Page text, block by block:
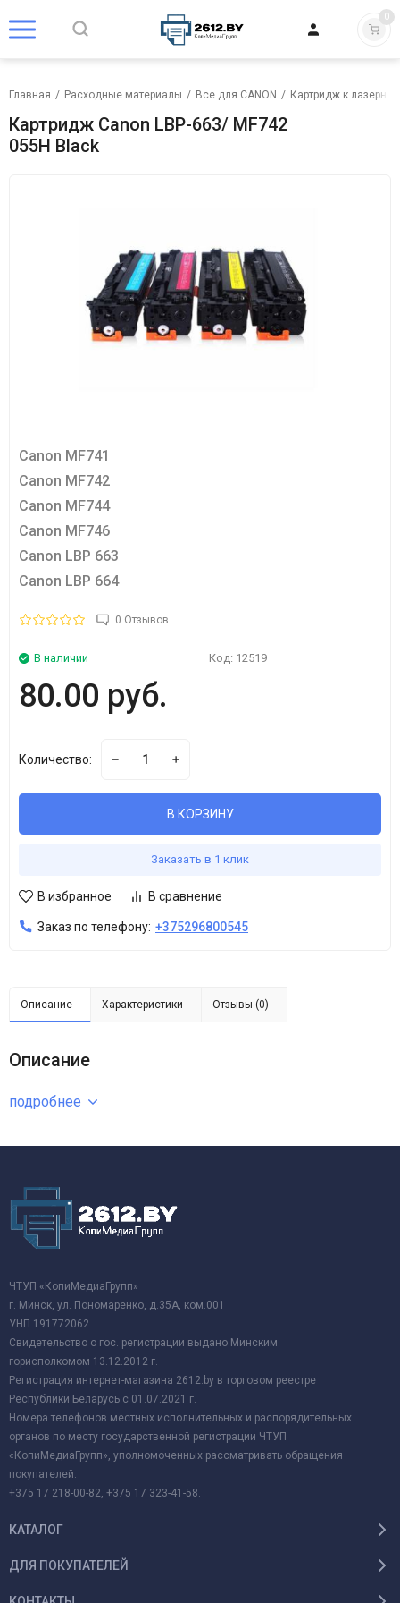
0
Главная / Расходные материалы / Все для CANON / Картридж к
Картридж Canon LBP-663/ MF742
055H Black
Canon MF741
Canon MF742
Canon MF744
Canon MF746
Canon LBP 663
Canon LBP 664
0 Отзывов
В наличии Код: 12519
80.00 руб.
Количество:
В КОРЗИНУ
Заказать в 1 клик
В избранное В сравнение
Заказ по телефону: +375296800545
Описание Характеристики Отзывы (0)
Описание
подробнее
ЧТУП «КопиМедиаГрупп»
г. Минск, ул. Пономаренко, д.35А, ком.001
УНП 191772062
Свидетельство о гос. регистрации выдано Минским
горисполкомом 13.12.2012 г.
Регистрация интернет-магазина 2612.by в торговом реестре
Республики Беларусь с 01.07.2021 г.
Номера телефонов местных исполнительных и распорядительных
органов по месту государственной регистрации ЧТУП
«КопиМедиаГрупп», уполномоченных рассматривать обращения
покупателей:
+375 17 218-00-82, +375 17 323-41-58.
КАТАЛОГ
ДЛЯ ПОКУПАТЕЛЕЙ